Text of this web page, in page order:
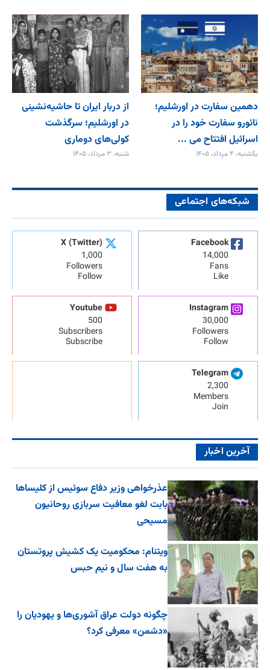
دهمین سفارت در اورشلیم؛
نائورو سفارت خود را در
اسرائیل افتتاح می‌ ...
یکشنبه، ۴ مرداد، ۱۴۰۵
از دربار ایران تا حاشیه‌نشینی
در اورشلیم؛ سرگذشت
کولی‌های دوماری
شنبه، ۳ مرداد، ۱۴۰۵
شبکه‌های اجتماعی
Facebook
14,000
Fans
Like
X (Twitter)
1,000
Followers
Follow
Instagram
30,000
Followers
Follow
Youtube
500
Subscribers
Subscribe
Telegram
2,300
Members
Join
آخرین اخبار
عذرخواهی وزیر دفاع سوئیس از کلیساها
بابت لغو معافیت سربازی روحانیون
مسیحی
ویتنام: محکومیت یک کشیش پروتستان
به هفت سال و نیم حبس
چگونه دولت عراق آشوری‌ها و یهودیان را
«دشمن» معرفی کرد؟